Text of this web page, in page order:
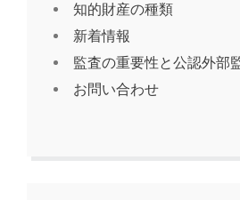
知的財産の種類
新着情報
監査の重要性と公認外部
お問い合わせ